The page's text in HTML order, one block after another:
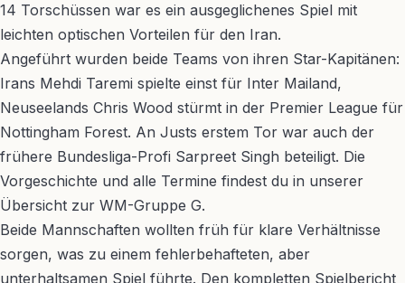
14 Torschüssen war es ein ausgeglichenes Spiel mit
leichten optischen Vorteilen für den Iran.
Angeführt wurden beide Teams von ihren Star-Kapitänen:
Irans Mehdi Taremi spielte einst für Inter Mailand,
Neuseelands Chris Wood stürmt in der Premier League für
Nottingham Forest. An Justs erstem Tor war auch der
frühere Bundesliga-Profi Sarpreet Singh beteiligt. Die
Vorgeschichte und alle Termine findest du in unserer
Übersicht zur WM-Gruppe G.
Beide Mannschaften wollten früh für klare Verhältnisse
sorgen, was zu einem fehlerbehafteten, aber
unterhaltsamen Spiel führte. Den kompletten Spielbericht